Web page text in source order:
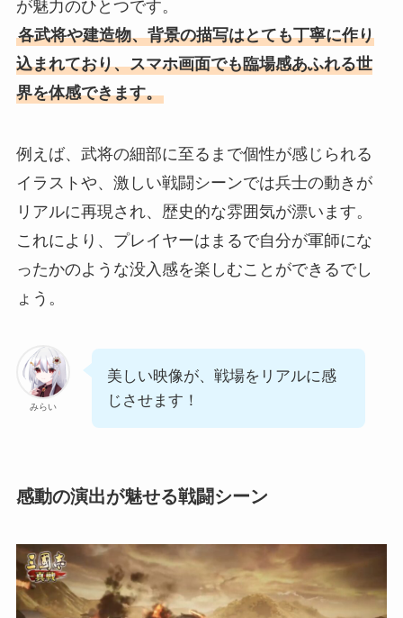
が魅力のひとつです。
各武将や建造物、背景の描写はとても丁寧に作り
込まれており、スマホ画面でも臨場感あふれる世
界を体感できます。
例えば、武将の細部に至るまで個性が感じられる
イラストや、激しい戦闘シーンでは兵士の動きが
リアルに再現され、歴史的な雰囲気が漂います。
これにより、プレイヤーはまるで自分が軍師にな
ったかのような没入感を楽しむことができるでし
ょう。
みらい
美しい映像が、戦場をリアルに感
じさせます！
感動の演出が魅せる戦闘シーン